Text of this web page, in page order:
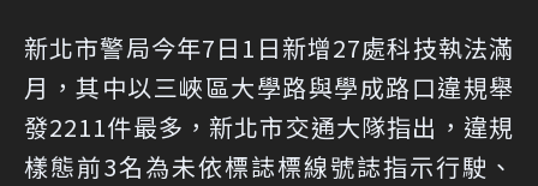
新北市警局今年7日1日新增27處科技執法滿
月，其中以三峽區大學路與學成路口違規舉
發2211件最多，新北市交通大隊指出，違規
樣態前3名為未依標誌標線號誌指示行駛、